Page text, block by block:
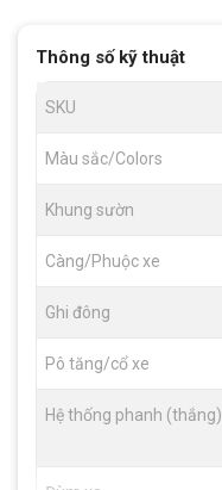
Thông số kỹ thuật
SKU
Màu sắc/Colors
Khung sườn
Càng/Phuộc xe
Ghi đông
Pô tăng/cổ xe
Hệ thống phanh (thắng)